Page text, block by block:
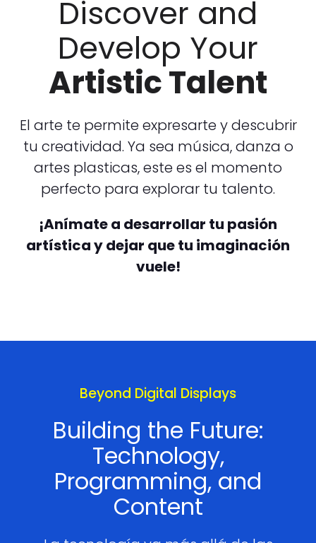
Discover and
Develop Your
Artistic Talent
El arte te permite expresarte y descubrir
tu creatividad. Ya sea música, danza o
artes plasticas, este es el momento
perfecto para explorar tu talento.
¡Anímate a desarrollar tu pasión
artística y dejar que tu imaginación
vuele!
Beyond Digital Displays
Building the Future:
Technology,
Programming, and
Content